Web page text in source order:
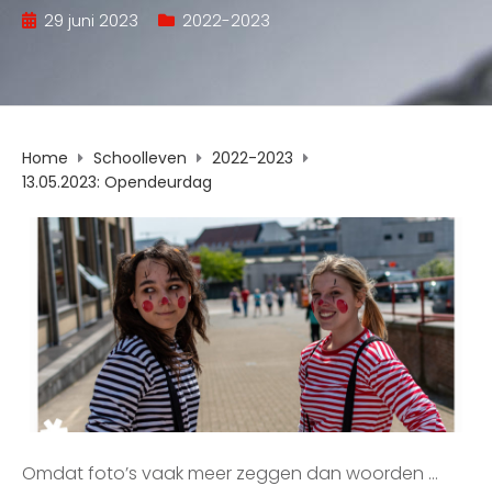
29 juni 2023 2022-2023
Home Schoolleven
2022-2023
13.05.2023: Opendeurdag
Omdat foto’s vaak meer zeggen dan woorden …